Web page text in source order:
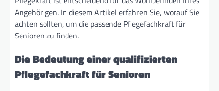
Angehörigen. In diesem Artikel erfahren Sie, worauf Sie
achten sollten, um die passende Pflegefachkraft für
Senioren zu finden.
Die Bedeutung einer qualifizierten
Pflegefachkraft für Senioren